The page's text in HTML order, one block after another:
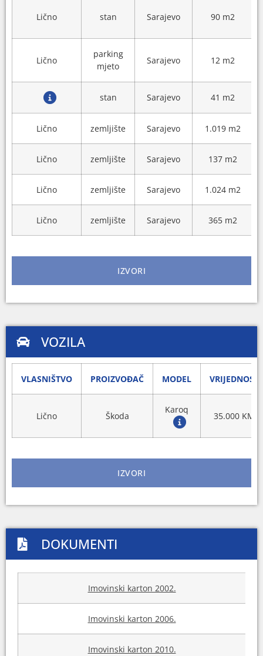
Lično stan Sarajevo 90 m2
Lično
parking
mjeto
Sarajevo 12 m2
stan Sarajevo 41 m2
Lično zemljište Sarajevo 1.019 m2
Lično zemljište Sarajevo 137 m2
Lično zemljište Sarajevo 1.024 m2
Lično zemljište Sarajevo 365 m2
IZVORI
VOZILA
VLASNIŠTVO PROIZVOĐAČ MODEL VRIJEDNOST
Lično Škoda
Karoq
35.000 KM
IZVORI
DOKUMENTI
Imovinski karton 2002.
Imovinski karton 2006.
Imovinski karton 2010.